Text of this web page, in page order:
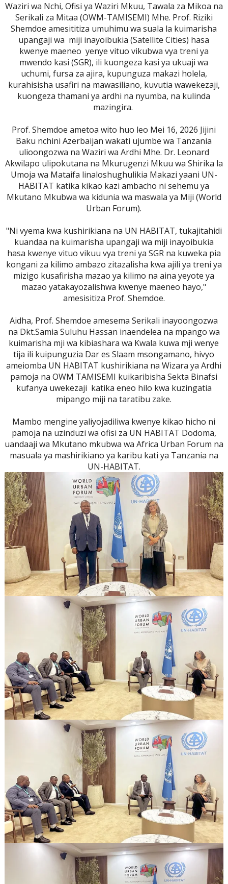
Waziri wa Nchi, Ofisi ya Waziri Mkuu, Tawala za Mikoa na
Serikali za Mitaa (OWM-TAMISEMI) Mhe. Prof. Riziki
Shemdoe amesititiza umuhimu wa suala la kuimarisha
upangaji wa miji inayoibukia (Satellite Cities) hasa
kwenye maeneo yenye vituo vikubwa vya treni ya
mwendo kasi (SGR), ili kuongeza kasi ya ukuaji wa
uchumi, fursa za ajira, kupunguza makazi holela,
kurahisisha usafiri na mawasiliano, kuvutia wawekezaji,
kuongeza thamani ya ardhi na nyumba, na kulinda
mazingira.
Prof. Shemdoe ametoa wito huo leo Mei 16, 2026 Jijini
Baku nchini Azerbaijan wakati ujumbe wa Tanzania
ulioongozwa na Waziri wa Ardhi Mhe. Dr. Leonard
Akwilapo ulipokutana na Mkurugenzi Mkuu wa Shirika la
Umoja wa Mataifa linaloshughulikia Makazi yaani UN-
HABITAT katika kikao kazi ambacho ni sehemu ya
Mkutano Mkubwa wa kidunia wa maswala ya Miji (World
Urban Forum).
"Ni vyema kwa kushirikiana na UN HABITAT, tukajitahidi
kuandaa na kuimarisha upangaji wa miji inayoibukia
hasa kwenye vituo vikuu vya treni ya SGR na kuweka pia
kongani za kilimo ambazo zitazalisha kwa ajili ya treni ya
mizigo kusafirisha mazao ya kilimo na aina yeyote ya
mazao yatakayozalishwa kwenye maeneo hayo,"
amesisitiza Prof. Shemdoe.
Aidha, Prof. Shemdoe amesema Serikali inayoongozwa
na Dkt.Samia Suluhu Hassan inaendelea na mpango wa
kuimarisha mji wa kibiashara wa Kwala kuwa mji wenye
tija ili kuipunguzia Dar es Slaam msongamano, hivyo
ameiomba UN HABITAT kushirikiana na Wizara ya Ardhi
pamoja na OWM TAMISEMI kuikaribisha Sekta Binafsi
kufanya uwekezaji katika eneo hilo kwa kuzingatia
mipango miji na taratibu zake.
Mambo mengine yaliyojadiliwa kwenye kikao hicho ni
pamoja na uzinduzi wa ofisi za UN HABITAT Dodoma,
uandaaji wa Mkutano mkubwa wa Africa Urban Forum na
masuala ya mashirikiano ya karibu kati ya Tanzania na
UN-HABITAT.